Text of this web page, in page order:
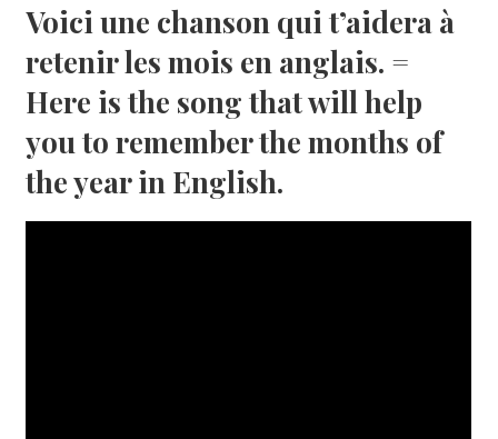
Voici une chanson qui t’aidera à
retenir les mois en anglais. =
Here is the song that will help
you to remember the months of
the year in English.